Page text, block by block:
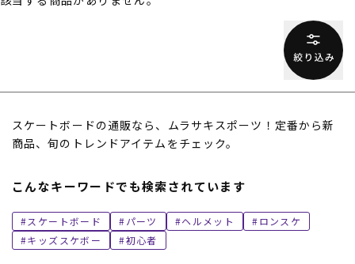
スケートボードの通販なら、ムラサキスポーツ！定番から新
商品、旬のトレンドアイテムをチェック。
こんなキーワードでも検索されています
スケートボード パーツ ヘルメット
ロンスケ
キッズスケボー
初心者